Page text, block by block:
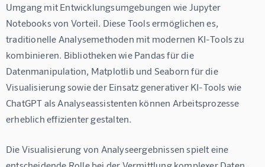
Umgang mit Entwicklungsumgebungen wie Jupyter
Notebooks von Vorteil. Diese Tools ermöglichen es,
traditionelle Analysemethoden mit modernen KI-Tools zu
kombinieren. Bibliotheken wie Pandas für die
Datenmanipulation, Matplotlib und Seaborn für die
Visualisierung sowie der Einsatz generativer KI-Tools wie
ChatGPT als Analyseassistenten können Arbeitsprozesse
erheblich effizienter gestalten.
Die Visualisierung von Analyseergebnissen spielt eine
entscheidende Rolle bei der Vermittlung komplexer Daten.